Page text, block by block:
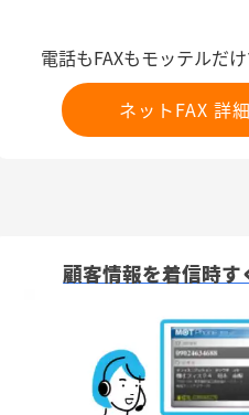
電話もFAXもモッテルだ
ネットFAX 詳細
顧客情報を着信時す